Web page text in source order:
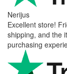
Nerijus
Excellent store!
shipping, and the
purchasing